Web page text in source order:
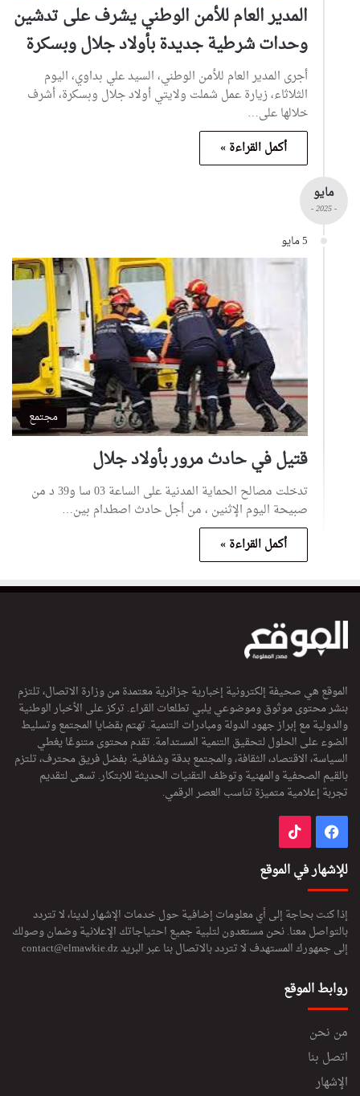
المدير العام للأمن الوطني يشرف على تدشين
وحدات شرطية جديدة بأولاد جلال وبسكرة
أجرى المدير العام للأمن الوطني، السيد علي بداوي، اليوم
الثلاثاء، زيارة عمل شملت ولايتي أولاد جلال وبسكرة، أشرف
خلالها على…
أكمل القراءة »
مايو
- 2025 -
5 مايو
مجتمع
قتيل في حادث مرور بأولاد جلال
تدخلت مصالح الحماية المدنية على الساعة 03 سا و39 د من
صبيحة اليوم الإثنين ، من أجل حادث اصطدام بين…
أكمل القراءة »
الموقع هي صحيفة إلكترونية إخبارية جزائرية معتمدة من وزارة الاتصال، تلتزم
بنشر محتوى موثوق وموضوعي يلبي تطلعات القراء. تركز على الأخبار الوطنية
والدولية مع إبراز جهود الدولة ومبادرات التنمية. تهتم بقضايا المجتمع وتسليط
الضوء على الحلول لتحقيق التنمية المستدامة. تقدم محتوى متنوعًا يغطي
السياسة، الاقتصاد، الثقافة، والمجتمع بدقة وشفافية. بفضل فريق محترف، تلتزم
بالقيم الصحفية والمهنية وتوظف التقنيات الحديثة للابتكار. تسعى لتقديم
تجربة إعلامية متميزة تناسب العصر الرقمي.
فيسبوك
للإشهار في الموقع
إذا كنت بحاجة إلى أي معلومات إضافية حول خدمات الإشهار لدينا، لا تتردد
بالتواصل معنا. نحن مستعدون لتلبية جميع احتياجاتك الإعلانية وضمان وصولك
إلى جمهورك المستهدف لا تتردد بالاتصال بنا عبر البريدcontact@elmawkie.dz
روابط الموقع
من نحن
اتصل بنا
الإشهار